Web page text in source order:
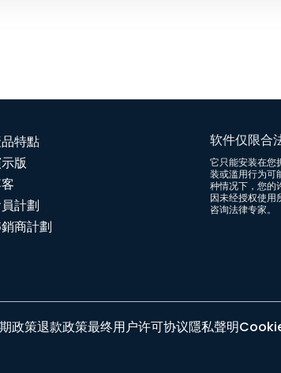
特點
版
計劃
商計劃
软件仅限合
它只能安装在您
装或滥用行为可
种情况下，您的
因未经授权使用
咨询法律专家。
政策退款政策最终用户许可协议隱私聲明